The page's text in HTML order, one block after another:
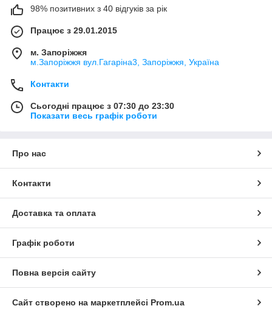
98% позитивних з 40 відгуків за рік
Працює з 29.01.2015
м. Запоріжжя
м.Запоріжжя вул.Гагаріна3, Запоріжжя, Україна
Контакти
Сьогодні працює з 07:30 до 23:30
Показати весь графік роботи
Про нас
Контакти
Доставка та оплата
Графік роботи
Повна версія сайту
Сайт створено на маркетплейсі Prom.ua